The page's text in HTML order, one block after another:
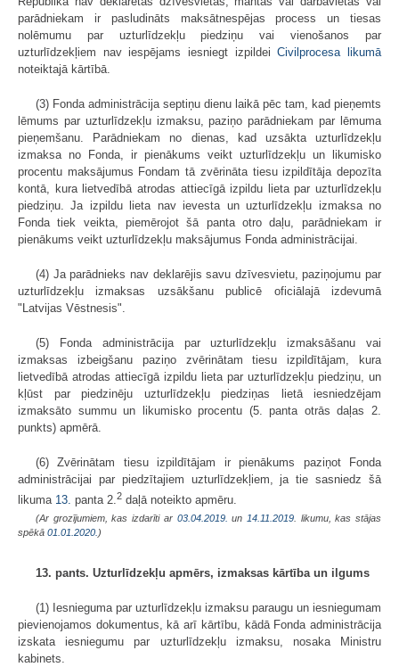
parādniekam ir pasludināts maksātnespējas process un tiesas
nolēmumu par uzturlīdzekļu piedziņu vai vienošanos par
uzturlīdzekļiem nav iespējams iesniegt izpildeiCivilprocesa likumā
noteiktajā kārtībā.
(3) Fonda administrācija septiņu dienu laikā pēc tam, kad pieņemts
lēmums par uzturlīdzekļu izmaksu, paziņo parādniekam par lēmuma
pieņemšanu. Parādniekam no dienas, kad uzsākta uzturlīdzekļu
izmaksa no Fonda, ir pienākums veikt uzturlīdzekļu un likumisko
procentu maksājumus Fondam tā zvērināta tiesu izpildītāja depozīta
kontā, kura lietvedībā atrodas attiecīgā izpildu lieta par uzturlīdzekļu
piedziņu. Ja izpildu lieta nav ievesta un uzturlīdzekļu izmaksa no
Fonda tiek veikta, piemērojot šā panta otro daļu, parādniekam ir
pienākums veikt uzturlīdzekļu maksājumus Fonda administrācijai.
(4) Ja parādnieks nav deklarējis savu dzīvesvietu, paziņojumu par
uzturlīdzekļu izmaksas uzsākšanu publicē oficiālajā izdevumā
"Latvijas Vēstnesis".
(5) Fonda administrācija par uzturlīdzekļu izmaksāšanu vai
izmaksas izbeigšanu paziņo zvērinātam tiesu izpildītājam, kura
lietvedībā atrodas attiecīgā izpildu lieta par uzturlīdzekļu piedziņu, un
kļūst par piedzinēju uzturlīdzekļu piedziņas lietā iesniedzējam
izmaksāto summu un likumisko procentu (5. panta otrās daļas 2.
punkts) apmērā.
(6) Zvērinātam tiesu izpildītājam ir pienākums paziņot Fonda
administrācijai par piedzītajiem uzturlīdzekļiem, ja tie sasniedz šā
likuma 13. panta 2.2 daļā noteikto apmēru.
(Ar grozījumiem, kas izdarīti ar 03.04.2019. un 14.11.2019. likumu, kas stājas
spēkā 01.01.2020. )
13. pants. Uzturlīdzekļu apmērs, izmaksas kārtība un ilgums
(1) Iesnieguma par uzturlīdzekļu izmaksu paraugu un iesniegumam
pievienojamos dokumentus, kā arī kārtību, kādā Fonda administrācija
izskata iesniegumu par uzturlīdzekļu izmaksu, nosaka Ministru
kabinets.